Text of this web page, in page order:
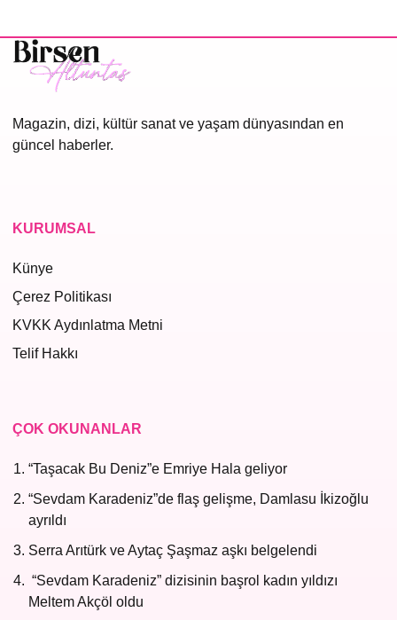
Magazin, dizi, kültür sanat ve yaşam dünyasından en
güncel haberler.
KURUMSAL
Künye
Çerez Politikası
KVKK Aydınlatma Metni
Telif Hakkı
ÇOK OKUNANLAR
“Taşacak Bu Deniz”e Emriye Hala geliyor
“Sevdam Karadeniz”de flaş gelişme, Damlasu İkizoğlu
ayrıldı
Serra Arıtürk ve Aytaç Şaşmaz aşkı belgelendi
“Sevdam Karadeniz” dizisinin başrol kadın yıldızı
Meltem Akçöl oldu